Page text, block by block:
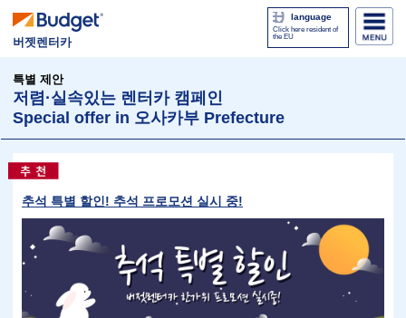
버젯렌터카
language
Click here resident of
the EU
특별 제안
저렴·실속있는 렌터카 캠페인
Special offer in 오사카부 Prefecture
추석 특별 할인! 추석 프로모션 실시 중!